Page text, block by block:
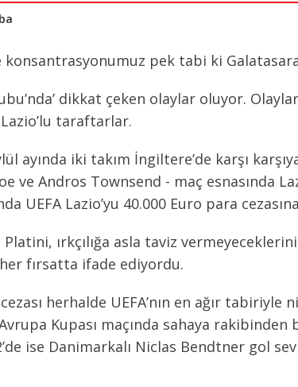
konsantrasyonumuz pek tabi ki
dikkat çeken olaylar oluyor.
taraftarlar.
ayında iki takım İngiltere’de karşı
ve Andros Townsend - maç esnasında
UEFA Lazio’yu 40.000 Euro para
Platini, ırkçılığa asla taviz
her fırsatta ifade ediyordu.
herhalde UEFA’nın en ağır
Kupası maçında sahaya rakibinden
ise Danimarkalı Niclas Bendtner gol